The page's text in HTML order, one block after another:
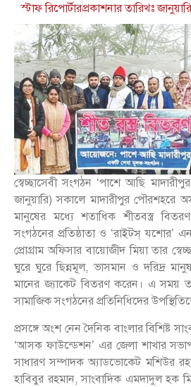
স্টাফ রিপোর্টারপ্রকাশনার তারিখঃ
স্বেচ্ছাসেবী সংগঠন ‘পাশে আছি
জানুয়ারি) সকালে মাদারীপুর পৌরশহরে
মানুষের মধ্যে শতাধিক শীতবস্ত্র
সংগঠনের প্রতিষ্ঠাতা ও ‘রাইটস্ যশোর’
প্রোগ্রাম অফিসার বায়োজীদ মিয়া তার
ঘুরে ঘুরে ছিন্নমূল, ভাসমান ও দরিদ্র
মানের জ্যাকেট বিতরণ করেন। এ সময়
সামাজিক সংগঠনের প্রতিনিধিদের
প্রসঙ্গে অংশ নেন দৈনিক বাংলার বিশিষ্ট
‘আসক ফাউন্ডেশন’ এর জেলা শাখার
সাধারণ সম্পাদক অ্যাডভোকেট মশিউর
হাবিবুর রহমান, সাংবাদিক এমদাদুল হক